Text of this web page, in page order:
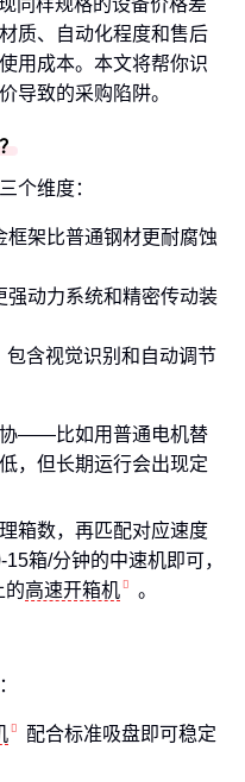
同样规格的设备价格差
质、自动化程度和售后
用成本。本文将帮你识
导致的采购陷阱。
个维度：
架比普通钢材更耐腐蚀
强动力系统和精密传动装
包含视觉识别和自动调节
协——比如用普通电机替
，但长期运行会出现定
箱数，再匹配对应速度
箱/分钟的中速机即可，
的高速开箱机 。
配合标准吸盘即可稳定